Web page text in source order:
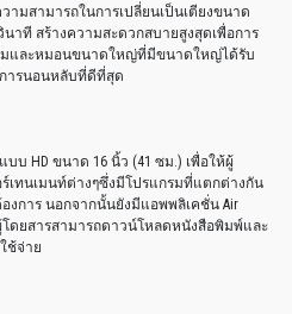
มสามารถในการเปลี่ยนเป็นเตียงขนาด
นาที สร้างความสะดวกสบายสูงสุดเพื่อการ
และหมอนขนาดใหญ่ที่มีขนาดใหญ่ได้รับ
ารนอนหลับที่ดีที่สุด
บ HD ขนาด 16 นิ้ว (41 ซม.) เพื่อให้ผู้
เทนเมนท์ต่างๆซึ่งมีโปรแกรมที่แตกต่างกัน
งการ นอกจากนั้นยังมีแอพพลิเคชั่น Air
โดยสารสามารถดาวน์โหลดหนังสือพิมพ์และ
ช้จ่าย